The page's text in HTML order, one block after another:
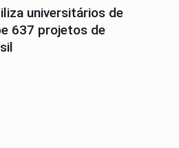
universitários de
637 projetos de